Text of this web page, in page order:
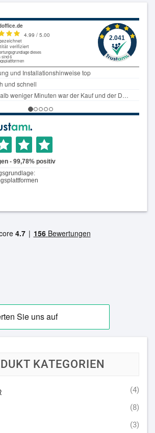
KATEGORIEN
(4)
(8)
(3)